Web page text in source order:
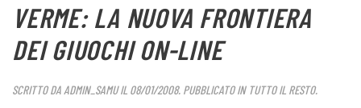
VERME: LA NUOVA FRONTIERA
DEI GIUOCHI ON-LINE
SCRITTO DA ADMIN_SAMUIL 08/01/2008. PUBBLICATO IN TUTTO IL RESTO.